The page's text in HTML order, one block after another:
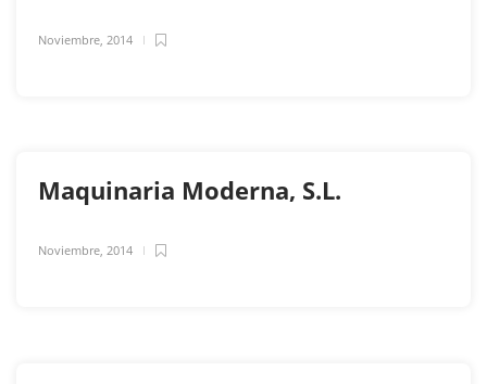
Noviembre, 2014
Maquinaria Moderna, S.L.
Noviembre, 2014